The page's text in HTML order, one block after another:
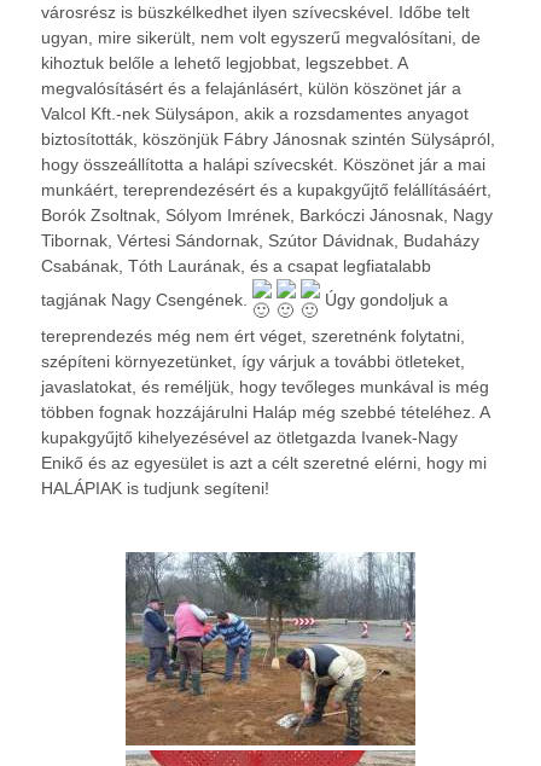
városrész is büszkélkedhet ilyen szívecskével. Időbe telt
ugyan, mire sikerült, nem volt egyszerű megvalósítani, de
kihoztuk belőle a lehető legjobbat, legszebbet. A
megvalósításért és a felajánlásért, külön köszönet jár a
Valcol Kft.-nek Sülysápon, akik a rozsdamentes anyagot
biztosították, köszönjük Fábry Jánosnak szintén Sülysápról,
hogy összeállította a halápi szívecskét. Köszönet jár a mai
munkáért, tereprendezésért és a kupakgyűjtő felállításáért,
Borók Zsoltnak, Sólyom Imrének, Barkóczi Jánosnak, Nagy
Tibornak, Vértesi Sándornak, Szútor Dávidnak, Budaházy
Csabának, Tóth Laurának, és a csapat legfiatalabb
tagjának Nagy Csengének.
Úgy gondoljuk a
tereprendezés még nem ért véget, szeretnénk folytatni,
szépíteni környezetünket, így várjuk a további ötleteket,
javaslatokat, és reméljük, hogy tevőleges munkával is még
többen fognak hozzájárulni Haláp még szebbé tételéhez. A
kupakgyűjtő kihelyezésével az ötletgazda Ivanek-Nagy
Enikő és az egyesület is azt a célt szeretné elérni, hogy mi
HALÁPIAK is tudjunk segíteni!